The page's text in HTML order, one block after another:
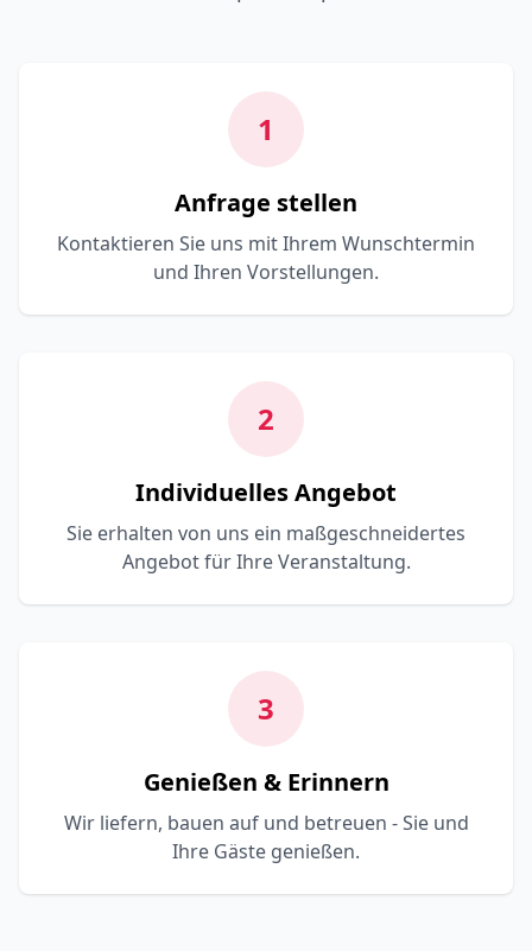
1
Anfrage stellen
Kontaktieren Sie uns mit Ihrem Wunschtermin
und Ihren Vorstellungen.
2
Individuelles Angebot
Sie erhalten von uns ein maßgeschneidertes
Angebot für Ihre Veranstaltung.
3
Genießen & Erinnern
Wir liefern, bauen auf und betreuen - Sie und
Ihre Gäste genießen.